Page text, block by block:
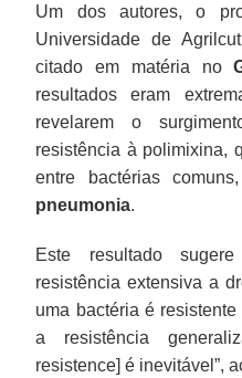
Um dos autores, o
Universidade de
citado em matéria no
resultados eram
revelarem o
resistência à polimixina,
entre bactérias
pneumonia.
Este resultado
resistência extensiva a
uma bactéria é
a resistência
resistence] é inevitável”,